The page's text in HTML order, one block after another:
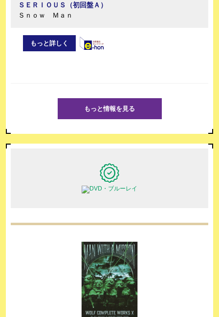
ＳＥＲＩＯＵＳ（初回盤Ａ）
Ｓｎｏｗ Ｍａｎ
もっと詳しく
もっと情報を見る